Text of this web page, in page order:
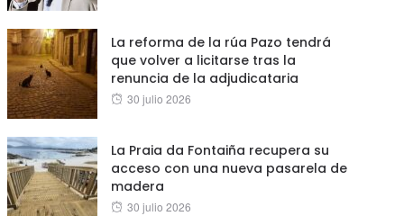
La reforma de la rúa Pazo tendrá
que volver a licitarse tras la
renuncia de la adjudicataria
Posted
30 julio 2026
La Praia da Fontaiña recupera su
acceso con una nueva pasarela de
madera
Posted
30 julio 2026